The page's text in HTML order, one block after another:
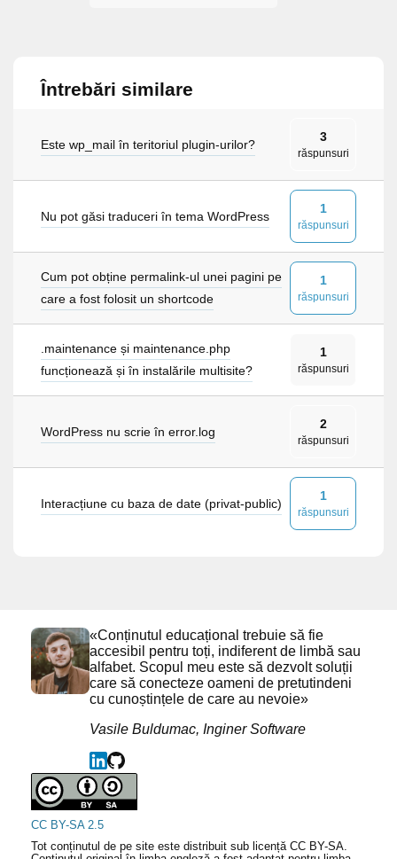
Întrebări similare
Este wp_mail în teritoriul plugin-urilor?
3
răspunsuri
Nu pot găsi traduceri în tema WordPress
1
răspunsuri
Cum pot obține permalink-ul unei pagini pe
care a fost folosit un shortcode
1
răspunsuri
.maintenance și maintenance.php
funcționează și în instalările multisite?
1
răspunsuri
WordPress nu scrie în error.log
2
răspunsuri
Interacțiune cu baza de date (privat-public)
1
răspunsuri
«Conținutul educațional trebuie să fie
accesibil pentru toți, indiferent de limbă sau
alfabet. Scopul meu este să dezvolt soluții
care să conecteze oameni de pretutindeni
cu cunoștințele de care au nevoie»
Vasile Buldumac, Inginer Software
CC BY-SA 2.5
Tot conținutul de pe site este distribuit sub licență CC BY-SA.